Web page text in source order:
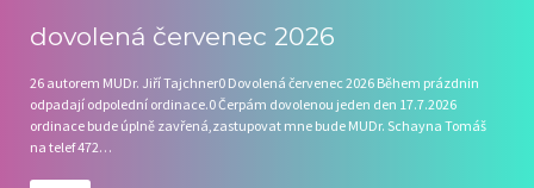
Odběr novinek
dovolená červenec 2026
26 autorem MUDr. Jiří Tajchner0 Dovolená červenec 2026 Během prázdnin
odpadají odpolední ordinace.0 Čerpám dovolenou jeden den 17.7.2026
ordinace bude úplně zavřená,zastupovat mne bude MUDr. Schayna Tomáš
na telef 472…